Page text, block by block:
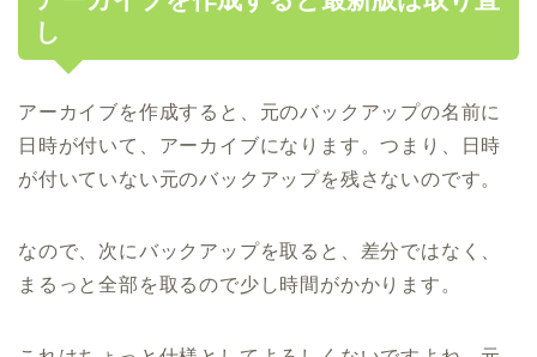
し
アーカイブを作成すると、元のバックアップの名前に
日時が付いて、アーカイブになります。つまり、日時
が付いていない元のバックアップを残さないのです。
なので、次にバックアップを取ると、差分ではなく、
まるっと全部を取るので少し時間がかかります。